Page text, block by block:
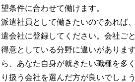
望条件に合わせて働けます。
派遣社員として働きたいのであれば
遣会社に登録してください。会社ご
得意としている分野に違いがありま
ら、あなた自身が就きたい職種を多
り扱う会社を選んだ方が良いでしょう